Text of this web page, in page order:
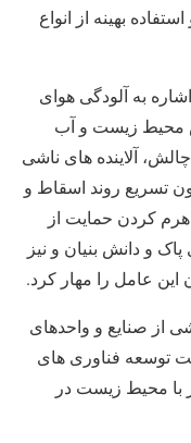
بهینه از انواع
به آلودگی هوای
محیط زیست و آب
آلاینده های ناشی
تسریع روند اسقاط و
کردن حمایت از
و دانش بنیان و نیز
عامل را مهار کرد.
از صنایع و واحدهای
توسعه فناوری های
با محیط زیست در